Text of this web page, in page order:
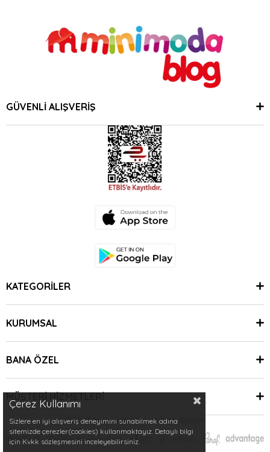
GÜVENLİ ALIŞVERİŞ
KATEGORİLER
KURUMSAL
BANA ÖZEL
MÜŞTERİ HİZMETLERİ
© 2024 Minimoda | Tüm Hakları Saklıdır.
Çerez Kullanımı
Sizlere en iyi alışveriş deneyimini sunabilmek adına
sitemizde çerezler(cookies) kullanmaktayız. Detaylı bilgi
için Kvkk sözleşmesini inceleyebilirsiniz.